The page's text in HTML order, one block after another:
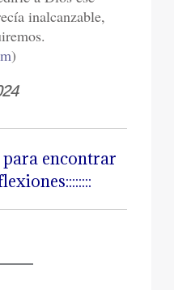
inalcanzable,
)
para encontrar